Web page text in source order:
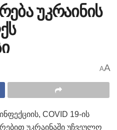
უკრაინის
AA
ინფექციის, COVID 19-ის
უკრაინაში უჩვეულო